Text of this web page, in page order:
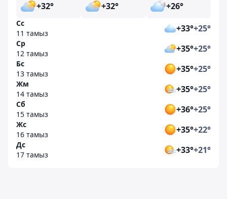
+32° +32° +26°
Сс
11 тамыз
+33°+25°
Ср
12 тамыз
+35°+25°
Бс
13 тамыз
+35°+25°
Жм
14 тамыз
+35°+25°
Сб
15 тамыз
+36°+25°
Жс
16 тамыз
+35°+22°
Дс
17 тамыз
+33°+21°